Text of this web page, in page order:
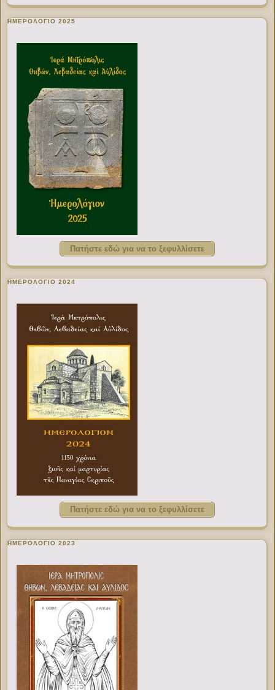
ΗΜΕΡΟΛΟΓΙΟ 2025
Πατήστε εδώ για να το ξεφυλλίσετε
ΗΜΕΡΟΛΟΓΙΟ 2024
Πατήστε εδώ για να το ξεφυλλίσετε
ΗΜΕΡΟΛΟΓΙΟ 2023